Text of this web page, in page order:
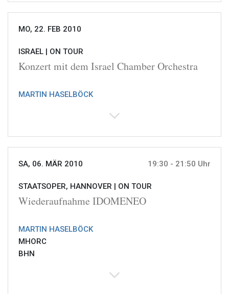
MO, 22. FEB 2010
ISRAEL | ON TOUR
Konzert mit dem Israel Chamber Orchestra
MARTIN HASELBÖCK
SA, 06. MÄR 2010 19:30 - 21:50 Uhr
STAATSOPER, HANNOVER | ON TOUR
Wiederaufnahme IDOMENEO
MARTIN HASELBÖCK
MHORC
BHN